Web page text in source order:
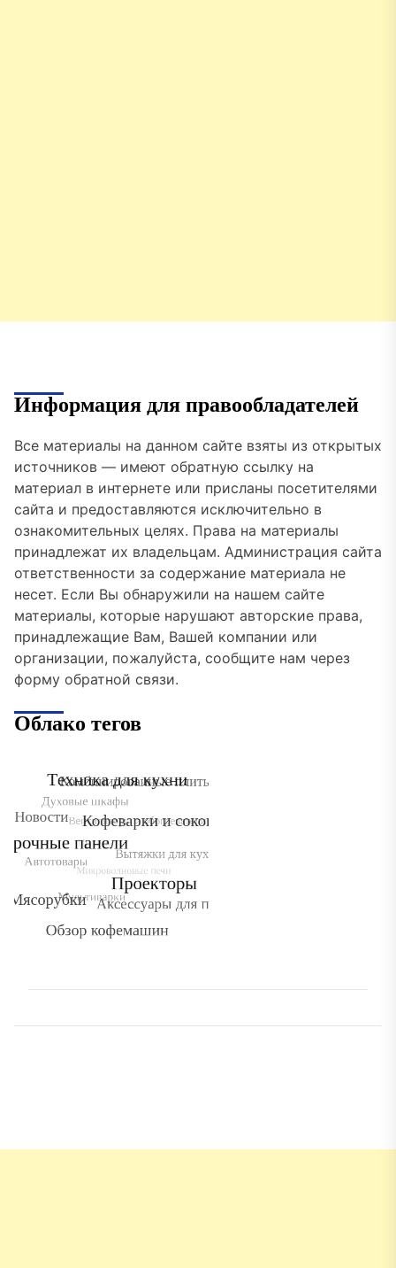
Информация для правообладателей
Все материалы на данном сайте взяты из открытых
источников — имеют обратную ссылку на
материал в интернете или присланы посетителями
сайта и предоставляются исключительно в
ознакомительных целях. Права на материалы
принадлежат их владельцам. Администрация сайта
ответственности за содержание материала не
несет. Если Вы обнаружили на нашем сайте
материалы, которые нарушают авторские права,
принадлежащие Вам, Вашей компании или
организации, пожалуйста, сообщите нам через
форму обратной связи.
Облако тегов